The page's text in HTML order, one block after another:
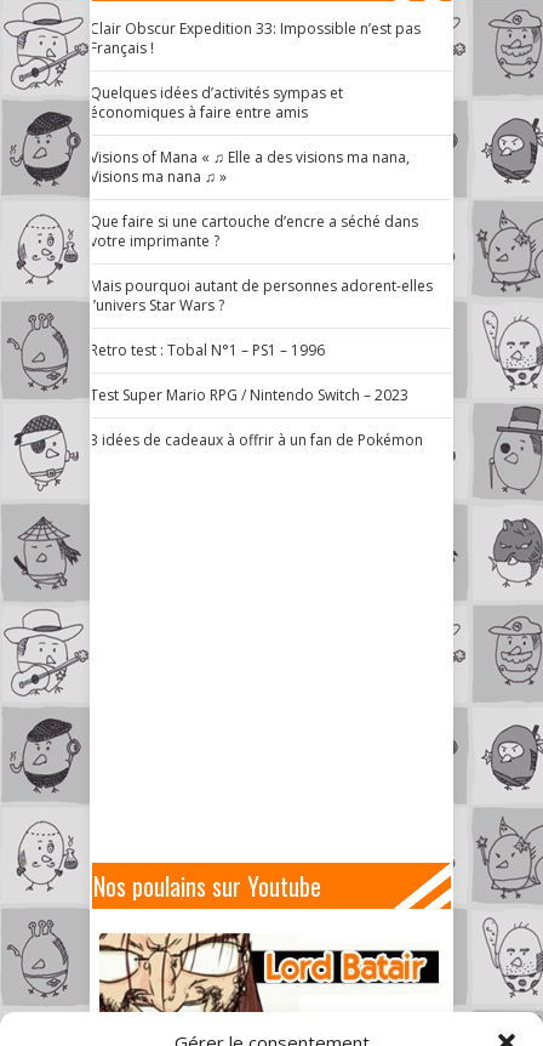
Clair Obscur Expedition 33: Impossible n’est pas
Français !
Quelques idées d’activités sympas et
économiques à faire entre amis
Visions of Mana « ♫ Elle a des visions ma nana,
Visions ma nana ♫ »
Que faire si une cartouche d’encre a séché dans
votre imprimante ?
Mais pourquoi autant de personnes adorent-elles
l’univers Star Wars ?
Retro test : Tobal N°1 – PS1 – 1996
Test Super Mario RPG / Nintendo Switch – 2023
3 idées de cadeaux à offrir à un fan de Pokémon
Nos poulains sur Youtube